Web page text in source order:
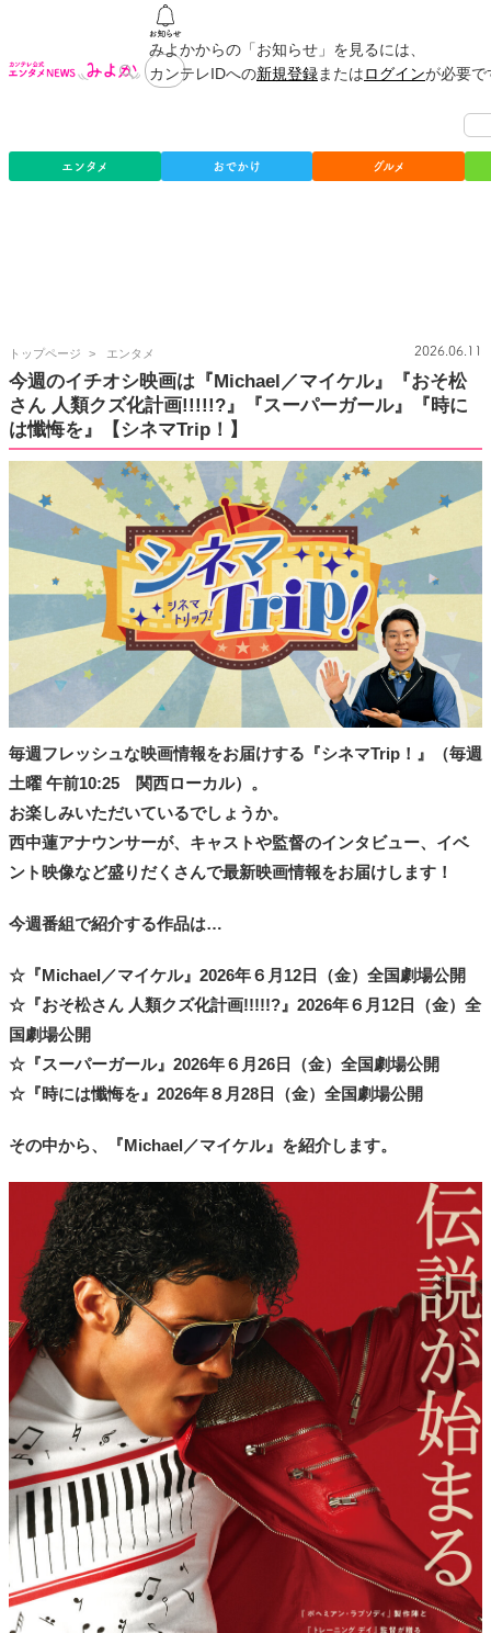
みよかからの「お知らせ」を見るには、
カンテレIDへの新規登録またはログインが必要
エンタメ おでかけ グルメ
トップページ
テ
レ
式
エ
ン
S
み
か
」
エンタメ 2026.06.11
今週のイチオシ映画は『Michael／マイケル』『おそ松
さん 人類クズ化計画!!!!!?』『スーパーガール』『時に
は懺悔を』【シネマTrip！】
毎週フレッシュな映画情報をお届けする『シネマTrip！』（毎週
土曜 午前10:25 関西ローカル）。
お楽しみいただいているでしょうか。
西中蓮アナウンサーが、キャストや監督のインタビュー、イベ
ント映像など盛りだくさんで最新映画情報をお届けします！
今週番組で紹介する作品は…
☆『Michael／マイケル』2026年６月12日（金）全国劇場公開
☆『おそ松さん 人類クズ化計画!!!!!?』2026年６月12日（金）全
国劇場公開
☆『スーパーガール』2026年６月26日（金）全国劇場公開
☆『時には懺悔を』2026年８月28日（金）全国劇場公開
その中から、 『Michael／マイケル』 を紹介します。